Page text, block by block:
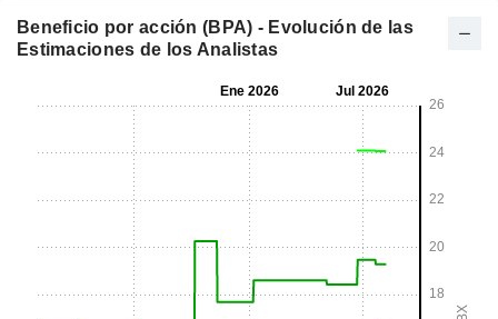
Beneficio por acción (BPA) - Evolución de las
Estimaciones de los Analistas